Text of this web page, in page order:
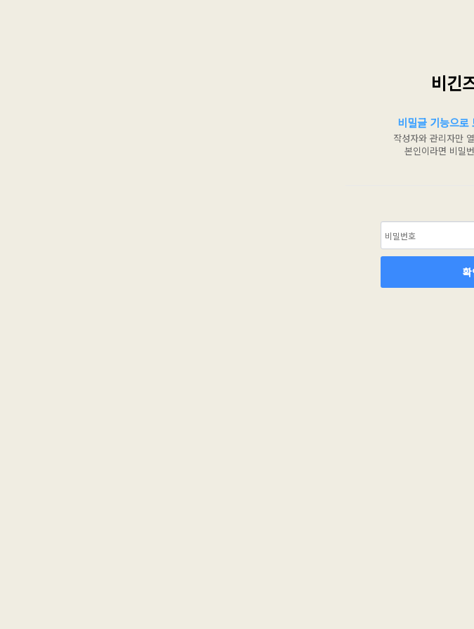
비긴
비밀글 기능으로
작성자와 관리자만
본인이라면 비밀